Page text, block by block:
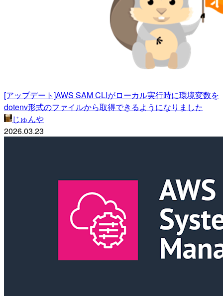
[アップデート]AWS SAM CLIがローカル実行時に環境変数を
dotenv形式のファイルから取得できるようになりました
じゅんや
2026.03.23